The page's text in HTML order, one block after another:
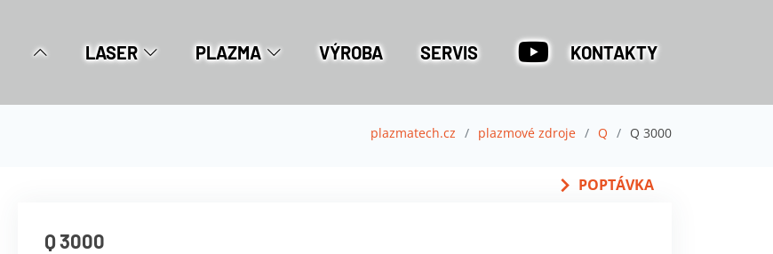
LASER PLAZMA VÝROBA SERVIS KONTAKTY
plazmatech.cz plazmové zdroje Q Q 3000
POPTÁVKA
Q 3000